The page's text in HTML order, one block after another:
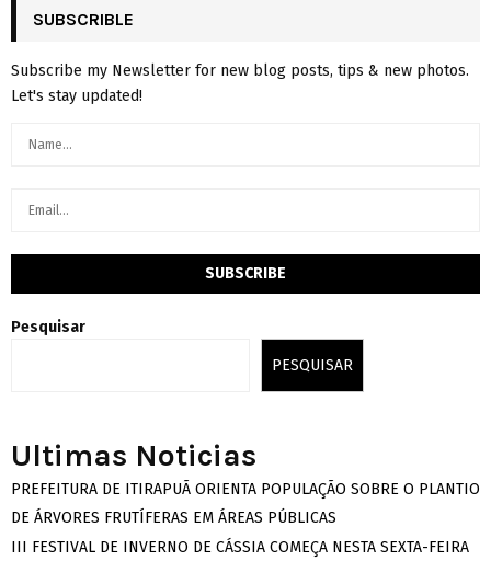
SUBSCRIBLE
Subscribe my Newsletter for new blog posts, tips & new photos.
Let's stay updated!
Pesquisar
PESQUISAR
Ultimas Noticias
PREFEITURA DE ITIRAPUÃ ORIENTA POPULAÇÃO SOBRE O PLANTIO
DE ÁRVORES FRUTÍFERAS EM ÁREAS PÚBLICAS
III FESTIVAL DE INVERNO DE CÁSSIA COMEÇA NESTA SEXTA-FEIRA